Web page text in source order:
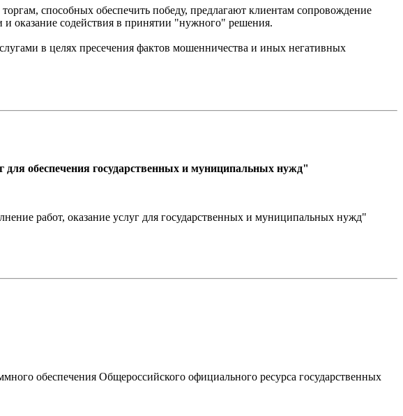
способных обеспечить победу, предлагают клиентам сопровождение
и оказание содействия в принятии "нужного" решения.
в целях пресечения фактов мошенничества и иных негативных
для обеспечения государственных и муниципальных нужд"
работ, оказание услуг для государственных и муниципальных нужд"
обеспечения Общероссийского официального ресурса государственных